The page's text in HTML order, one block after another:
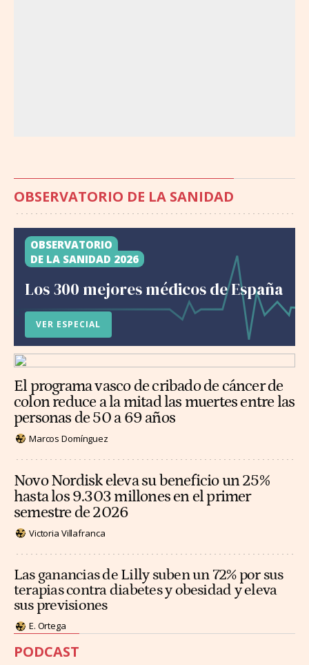
OBSERVATORIO DE LA SANIDAD
OBSERVATORIO
DE LA SANIDAD 2026
Los 300 mejores médicos de España
VER ESPECIAL
El programa vasco de cribado de cáncer de
colon reduce a la mitad las muertes entre las
personas de 50 a 69 años
Marcos Domínguez
Novo Nordisk eleva su beneficio un 25%
hasta los 9.303 millones en el primer
semestre de 2026
Victoria Villafranca
Las ganancias de Lilly suben un 72% por sus
terapias contra diabetes y obesidad y eleva
sus previsiones
E. Ortega
PODCAST